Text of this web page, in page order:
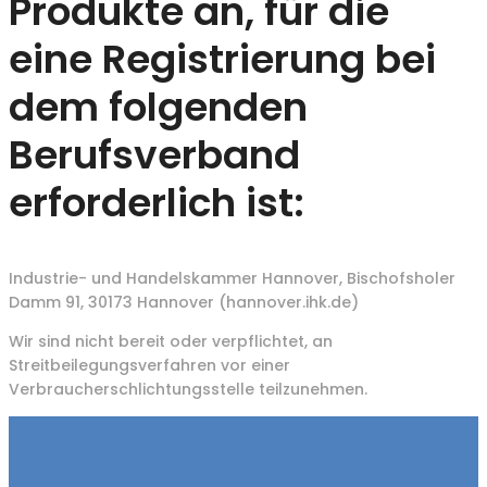
eine Registrierung bei
dem folgenden
Berufsverband
erforderlich ist:
Industrie- und Handelskammer Hannover, Bischofsholer
Damm 91, 30173 Hannover (hannover.ihk.de)
Wir sind nicht bereit oder verpflichtet, an
Streitbeilegungsverfahren vor einer
Verbraucherschlichtungsstelle teilzunehmen.